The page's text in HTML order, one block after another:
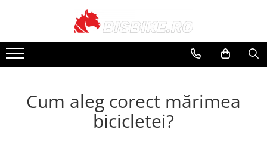
Trekking-oraș
E-Mountain Bikes
Plăci foi angrenaj
Borsete și genți
TricouriCum aleg corect mărimea
bicicletei?